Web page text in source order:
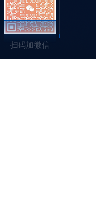
扫码加微信